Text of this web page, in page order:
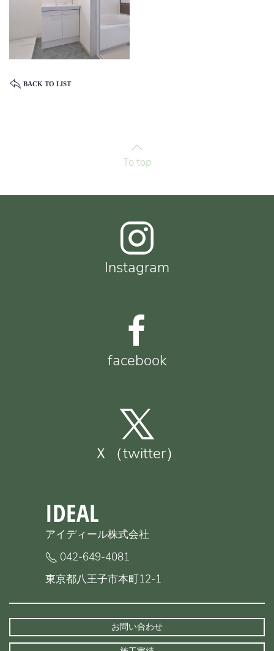
BACK TO LIST
To top
Instagram
facebook
Ｘ（twitter）
IDEAL
アイディール株式会社
042-649-4081
東京都八王子市本町12-1
お問い合わせ